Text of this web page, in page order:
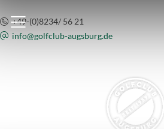
+49-(0)8234/ 56 21
info@golfclub-augsburg.de